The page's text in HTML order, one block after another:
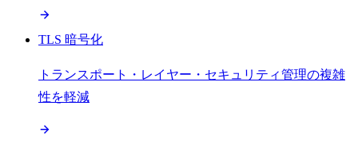
TLS 暗号化
トランスポート・レイヤー・セキュリティ管理の複雑
性を軽減